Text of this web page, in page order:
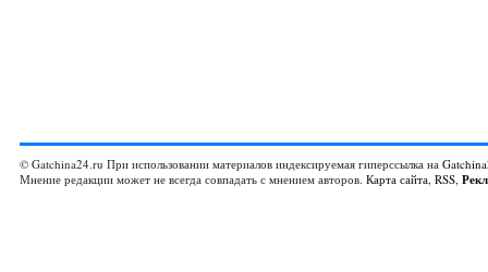
© Gatchina24.ru При использовании материалов индексируемая гиперссылка на
Мнение редакции может не всегда совпадать с мнением авторов. Карта сайта, RSS,